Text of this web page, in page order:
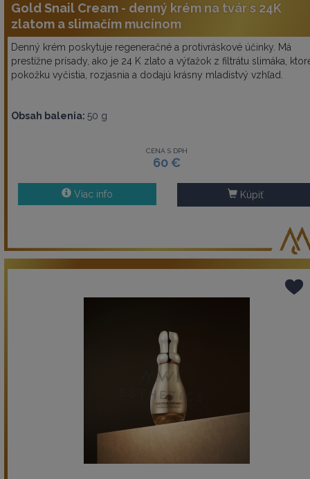
Gold Snail Cream - denný krém na tvár s 24K
zlatom a slimačím mucínom
Denný krém poskytuje regeneračné a protivráskové účinky. Má
prestížne prísady, ako je 24 K zlato a výťažok z filtrátu slimáka,
pokožku vyčistia, rozjasnia a dodajú krásny mladistvý vzhľad.
Obsah balenia: 50 g
CENA S DPH
60 €
Viac info Kúpiť